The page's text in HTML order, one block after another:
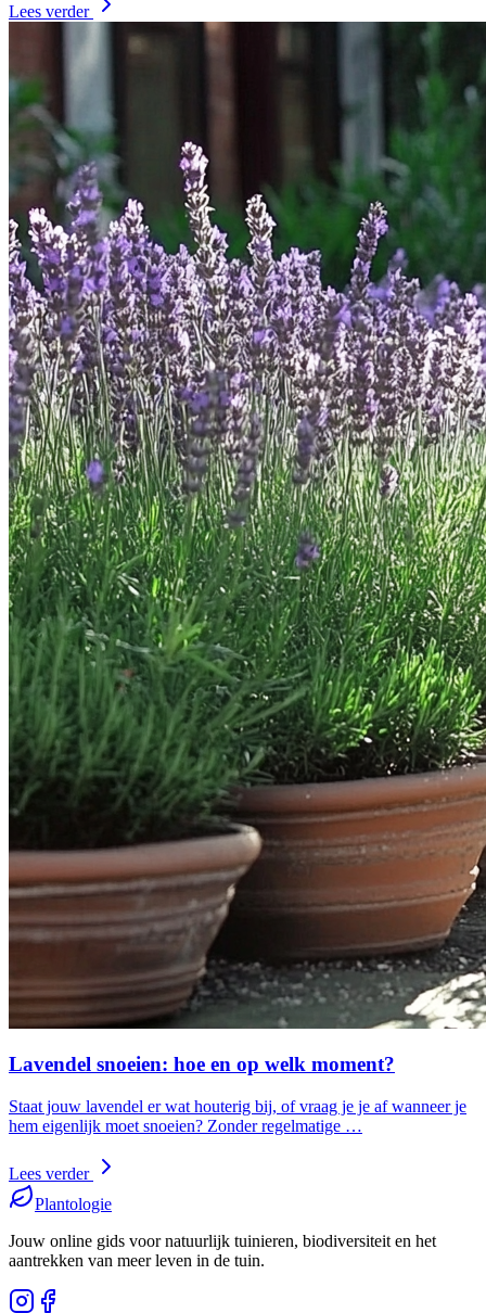
Lees verder
Lavendel snoeien: hoe en op welk moment?
Staat jouw lavendel er wat houterig bij, of vraag je je af wanneer je
hem eigenlijk moet snoeien? Zonder regelmatige …
Lees verder
Plantologie
Jouw online gids voor natuurlijk tuinieren, biodiversiteit en het
aantrekken van meer leven in de tuin.